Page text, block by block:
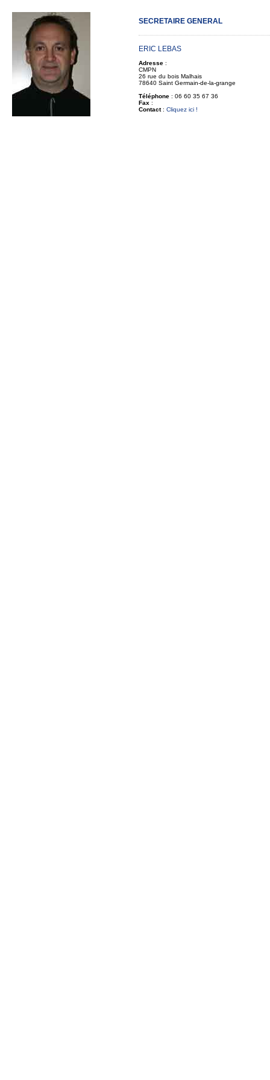
SECRETAIRE GENERAL
ERIC LEBAS
Adresse :
CMPN
26 rue du bois Malhais
78640 Saint Germain-de-la-grange
Téléphone : 06 60 35 67 36
Fax :
Contact: Cliquez ici !